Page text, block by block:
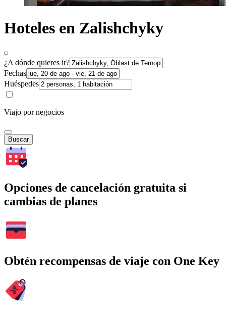
Hoteles en Zalishchyky
¿A dónde quieres ir?
Fechas
Huéspedes
Viajo por negocios
Buscar
Opciones de cancelación gratuita si
cambias de planes
Obtén recompensas de viaje con One Key